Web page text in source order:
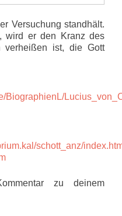
Versuchung standhält.
wird er den Kranz des
verheißen ist, die Gott
BiographienL/
schott_anz/
zu deinem